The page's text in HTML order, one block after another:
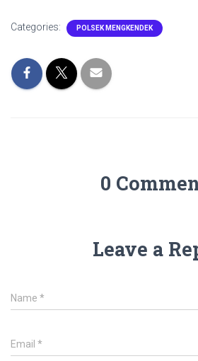
Categories: POLSEK MENGKENDEK
0
Leave a
Name *
Email *